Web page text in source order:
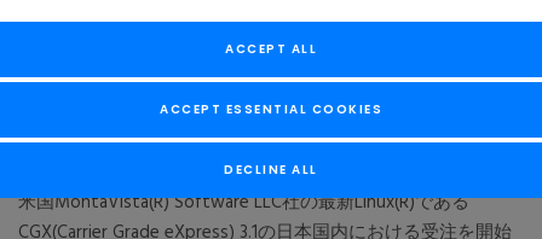
ド・エクスプレス) 3.1の受注開始
Yoctoとの同期をより緊密に
モンタビスタソフトウエアジャパン株式会社(本社：東京都渋
谷区、代表取締役社長：染谷 裕、以下「モンタビスタ」)は、
米国MontaVista(R) Software LLC社の最新Linux(R)である
CGX(Carrier Grade eXpress) 3.1の日本国内における受注を開始
ACCEPT ALL
ACCEPT ESSENTIAL COOKIES
DECLINE ALL